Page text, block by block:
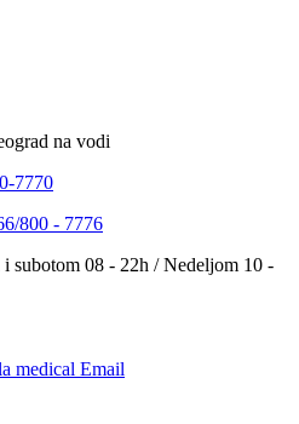
na vodi
7770
800 - 7776
subotom 08 - 22h / Nedeljom 10 -